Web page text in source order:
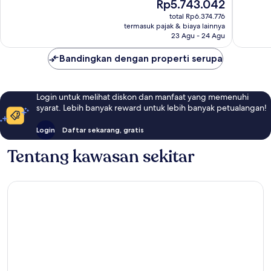
sekarang
Rp5.743.042
Rp5.743.042
total Rp6.374.776
termasuk pajak & biaya lainnya
23 Agu - 24 Agu
Bandingkan dengan properti serupa
Login untuk melihat diskon dan manfaat yang memenuhi
syarat. Lebih banyak reward untuk lebih banyak petualangan!
Login Daftar sekarang, gratis
Tentang kawasan sekitar